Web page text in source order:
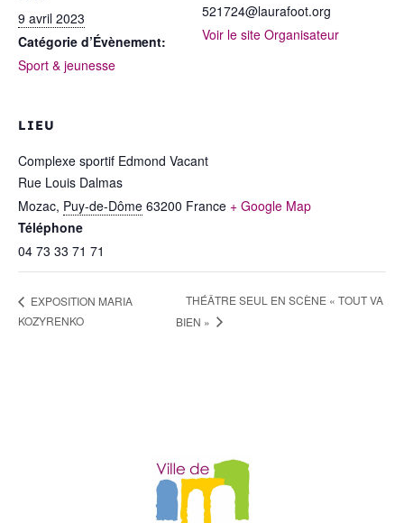
9 avril 2023
Catégorie d’Évènement:
Sport & jeunesse
521724@laurafoot.org
Voir le site Organisateur
LIEU
Complexe sportif Edmond Vacant
Rue Louis Dalmas
Mozac, Puy-de-Dôme 63200 France + Google Map
Téléphone
04 73 33 71 71
EXPOSITION MARIA
KOZYRENKO
THÉÂTRE SEUL EN SCÈNE « TOUT VA
BIEN »